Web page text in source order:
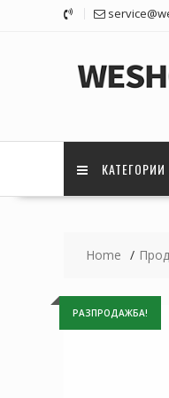
КАТЕГОРИИ
Home
РАЗПРОДАЖБА!